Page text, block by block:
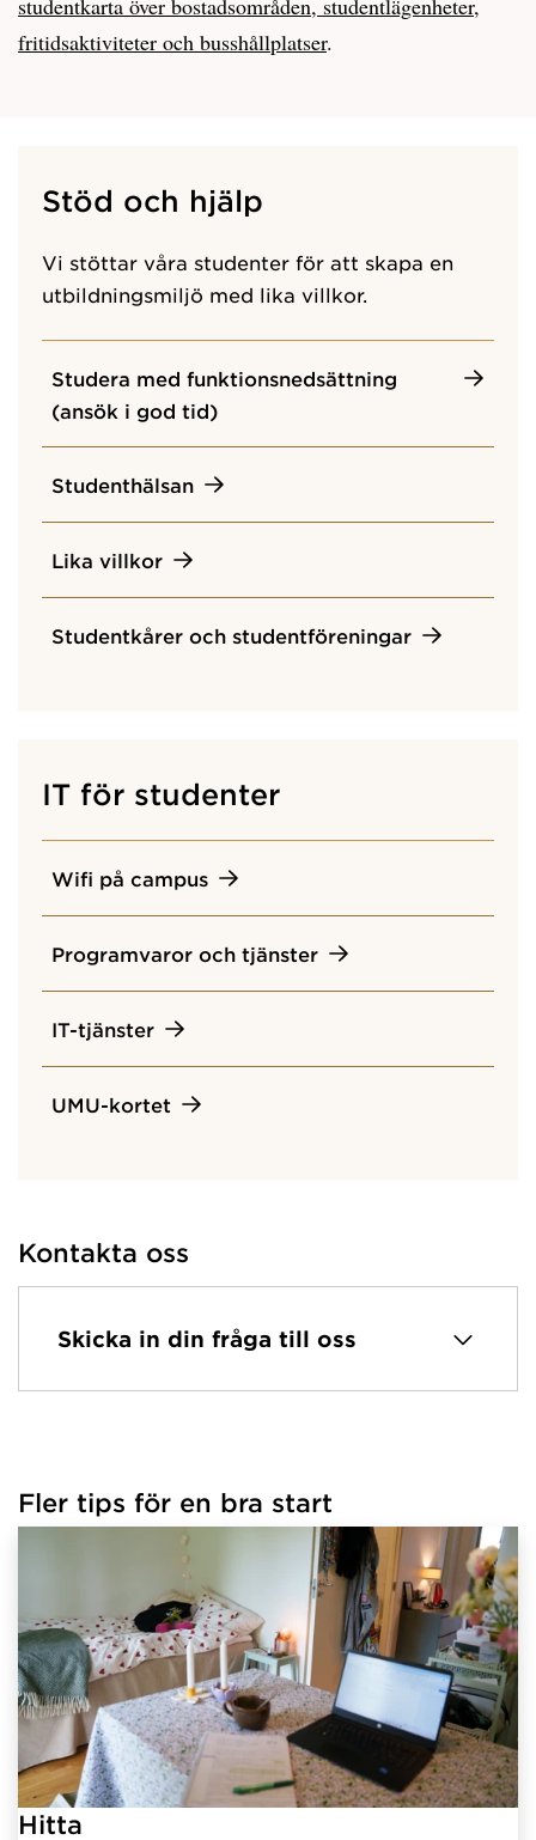
fritidsaktiviteter och busshållplatser.
Stöd och hjälp
Vi stöttar våra studenter för att skapa en
utbildningsmiljö med lika villkor.
Studera med funktionsnedsättning
(ansök i god tid)
Studenthälsan
Lika villkor
Studentkårer och studentföreningar
IT för studenter
Wifi på campus
Programvaror och tjänster
IT-tjänster
UMU-kortet
Kontakta oss
Skicka in din fråga till oss
Fler tips för en bra start
Hitta